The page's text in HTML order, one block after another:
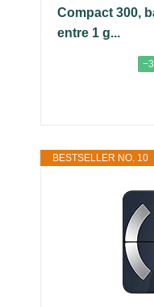
Compact 300,
entre 1 g...
BESTSELLER NO. 10